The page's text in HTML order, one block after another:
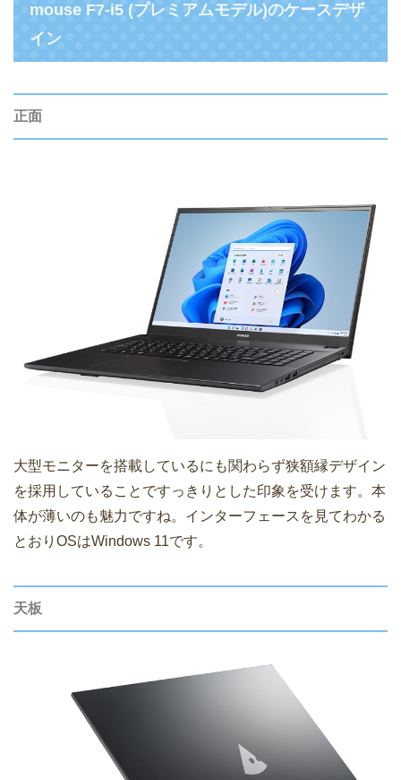
mouse F7-i5 (プレミアムモデル)のケースデザ
イン
正面
大型モニターを搭載しているにも関わらず狭額縁デザイン
を採用していることですっきりとした印象を受けます。本
体が薄いのも魅力ですね。インターフェースを見てわかる
とおりOSはWindows 11です。
天板